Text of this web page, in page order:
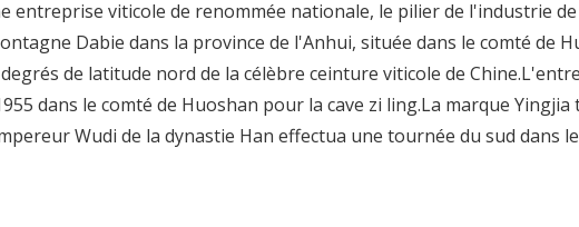
entreprise viticole de renommée nationale, le pilier de l'industrie de
Dabie dans la province de l'Anhui, située dans le comté de
de latitude nord de la célèbre ceinture viticole de
dans le comté de Huoshan pour la cave zi ling.La marque Yingjia
Wudi de la dynastie Han effectua une tournée du sud dans